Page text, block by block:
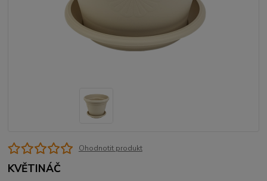
Ohodnotit produkt
KVĚTINÁČ